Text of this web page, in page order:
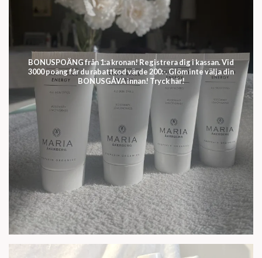
BONUSPOÄNG från 1:a kronan! Registrera dig i kassan. Vid
3000 poäng får du rabattkod värde 200:-. Glöm inte välja din
BONUSGÅVA innan! Tryck här!